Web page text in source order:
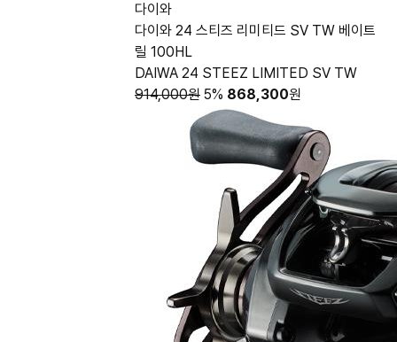
다이와
다이와 24 스티즈 리미티드 SV TW 베이트
릴 100HL
DAIWA 24 STEEZ LIMITED SV TW
914,000원 5% 868,300원